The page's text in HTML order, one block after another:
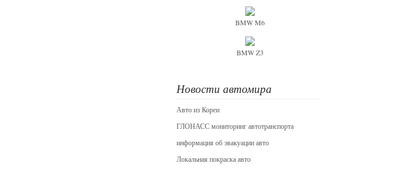
BMW M6
BMW Z3
Новости автомира
Авто из Кореи
ГЛОНАСС мониторинг автотранспорта
информация об эвакуации авто
Локальная покраска авто